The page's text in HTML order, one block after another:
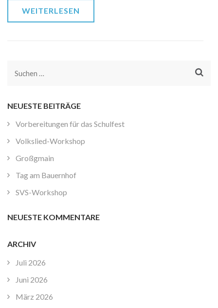
WEITERLESEN
Suchen
NEUESTE BEITRÄGE
Vorbereitungen für das Schulfest
Volkslied-Workshop
Großgmain
Tag am Bauernhof
SVS-Workshop
NEUESTE KOMMENTARE
ARCHIV
Juli 2026
Juni 2026
März 2026